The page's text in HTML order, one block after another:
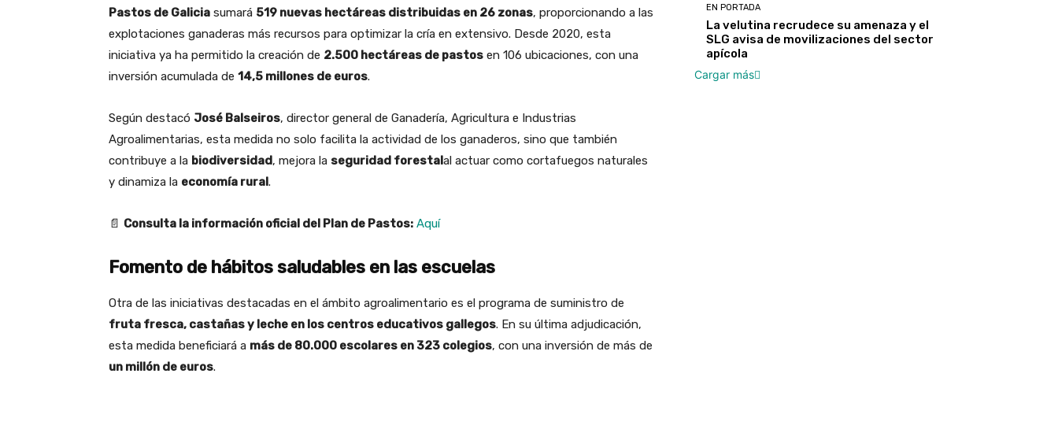
Pastos de Galicia sumará 519 nuevas hectáreas distribuidas en 26 zonas, proporcionando a las
explotaciones ganaderas más recursos para optimizar la cría en extensivo. Desde 2020, esta
iniciativa ya ha permitido la creación de 2.500 hectáreas de pastos en 106 ubicaciones, con una
inversión acumulada de 14,5 millones de euros.
Según destacó José Balseiros, director general de Ganadería, Agricultura e Industrias
Agroalimentarias, esta medida no solo facilita la actividad de los ganaderos, sino que también
contribuye a la biodiversidad, mejora la seguridad forestalal actuar como cortafuegos naturales
y dinamiza la economía rural.
📄 Consulta la información oficial del Plan de Pastos: Aquí
Fomento de hábitos saludables en las escuelas
Otra de las iniciativas destacadas en el ámbito agroalimentario es el programa de suministro de
fruta fresca, castañas y leche en los centros educativos gallegos. En su última adjudicación,
esta medida beneficiará a más de 80.000 escolares en 323 colegios, con una inversión de más de
un millón de euros.
EN PORTADA
La velutina recrudece su amenaza y el
SLG avisa de movilizaciones del sector
apícola
Cargar más